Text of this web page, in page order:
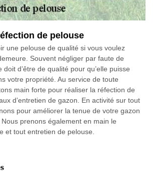
de pelouse
une pelouse de qualité si vous voulez
Souvent négliger par faute de
d’être de qualité pour qu’elle puisse
votre propriété. Au service de toute
main forte pour réaliser la réfection de
d’entretien de gazon. En activité sur tout
pour améliorer la tenue de votre gazon
prenons également en main le
et tout entretien de pelouse.